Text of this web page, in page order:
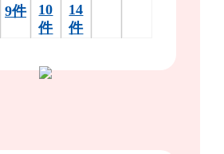
9件
10
件
14
件